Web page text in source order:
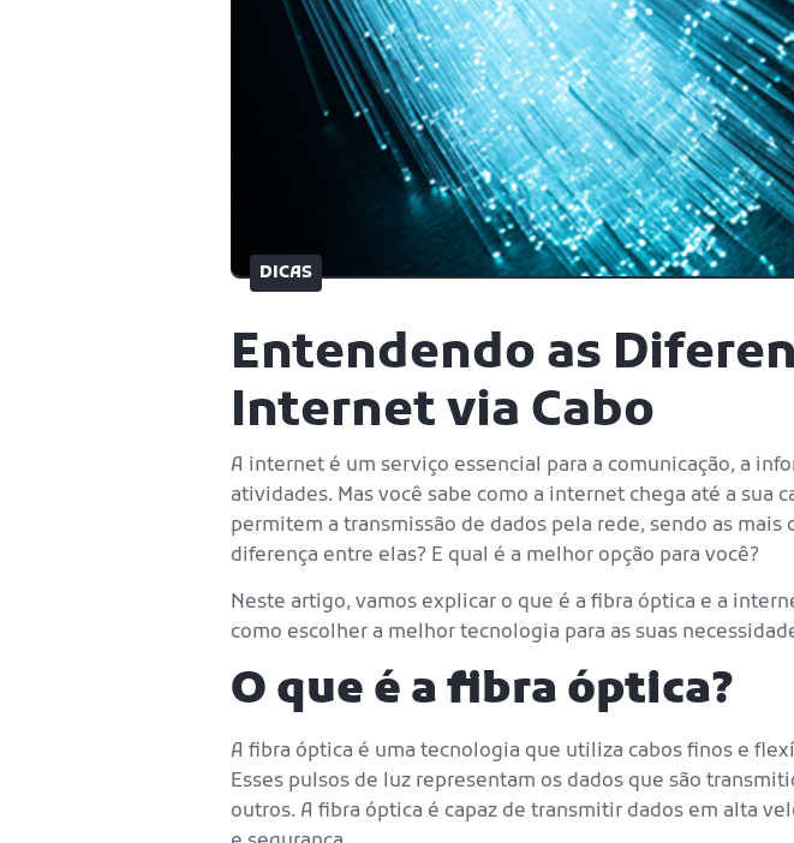
DICAS
Entendendo as
Internet via Cabo
A internet é um serviço essencial para a comunicação, a
atividades. Mas você sabe como a internet chega até a
permitem a transmissão de dados pela rede, sendo as
diferença entre elas? E qual é a melhor opção para você?
Neste artigo, vamos explicar o que é a fibra óptica e a
como escolher a melhor tecnologia para as suas
O que é a fibra óptica?
A fibra óptica é uma tecnologia que utiliza cabos finos e
Esses pulsos de luz representam os dados que são
outros. A fibra óptica é capaz de transmitir dados em alta